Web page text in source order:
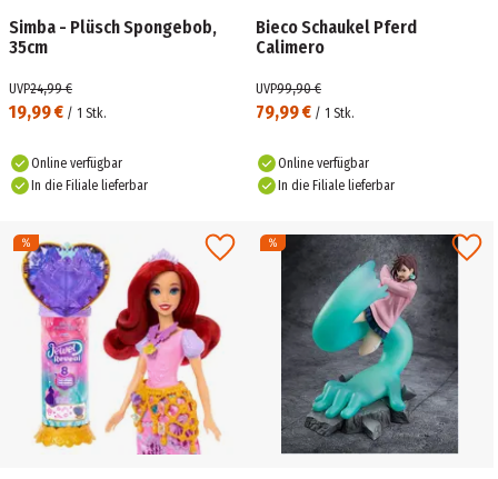
Simba - Plüsch Spongebob,
35cm
19,99 € / 1 Stk.
UVP24,99 €
Online verfügbar
In die Filiale lieferbar
Bieco Schaukel Pferd
Calimero
79,99 € / 1 Stk.
UVP99,90 €
Online verfügbar
In die Filiale lieferbar